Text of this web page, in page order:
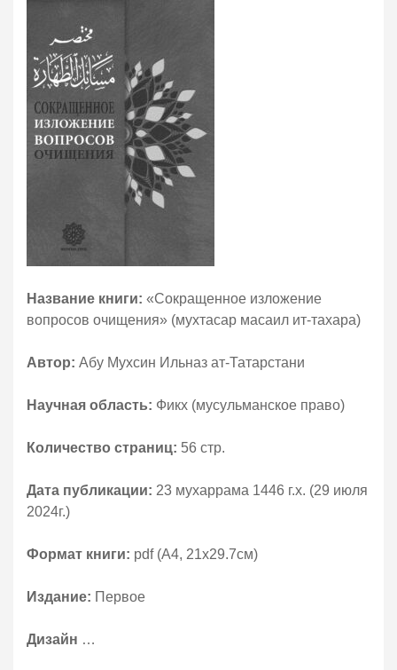
Название книги: «Сокращенное изложение
вопросов очищения» (мухтасар масаил ит-тахара)
Автор: Абу Мухсин Ильназ ат-Татарстани
Научная область: Фикх (мусульманское право)
Количество страниц: 56 стр.
Дата публикации: 23 мухаррама 1446 г.х. (29 июля
2024г.)
Формат книги: pdf (А4, 21х29.7см)
Издание: Первое
Дизайн …